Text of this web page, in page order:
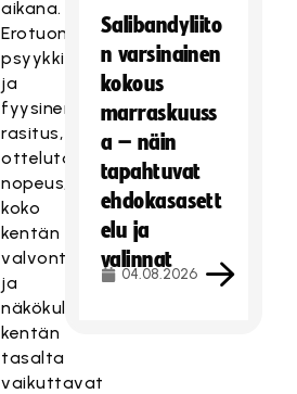
aikana.
Erotuomareiden
psyykkinen
ja
fyysinen
rasitus,
ottelutapahtuman
nopeus,
koko
kentän
valvontavelvollisuus
ja
näkökulma
kentän
tasalta
vaikuttavat
Salibandyliito
n varsinainen
kokous
marraskuuss
a – näin
tapahtuvat
ehdokasasett
elu ja
valinnat
04.08.2026